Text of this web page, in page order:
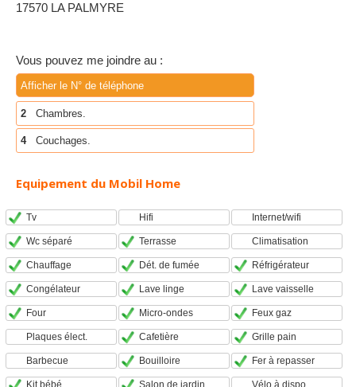
17570 LA PALMYRE
Vous pouvez me joindre au :
Afficher le N° de téléphone
2 Chambres.
4 Couchages.
Equipement du Mobil Home
Tv Hifi Internet/wifi
Wc séparé Terrasse Climatisation
Chauffage Dét. de fumée Réfrigérateur
Congélateur Lave linge Lave vaisselle
Four Micro-ondes Feux gaz
Plaques élect. Cafetière Grille pain
Barbecue Bouilloire Fer à repasser
Kit bébé Salon de jardin Vélo à dispo.